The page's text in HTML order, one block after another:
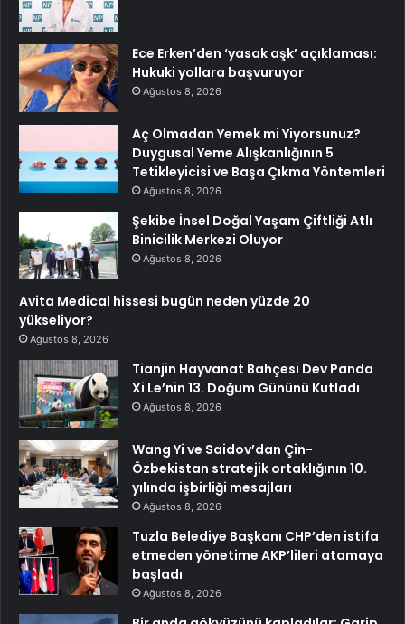
Ece Erken’den ‘yasak aşk’ açıklaması:
Hukuki yollara başvuruyor
Ağustos 8, 2026
Aç Olmadan Yemek mi Yiyorsunuz?
Duygusal Yeme Alışkanlığının 5
Tetikleyicisi ve Başa Çıkma Yöntemleri
Ağustos 8, 2026
Şekibe İnsel Doğal Yaşam Çiftliği Atlı
Binicilik Merkezi Oluyor
Ağustos 8, 2026
Avita Medical hissesi bugün neden yüzde 20
yükseliyor?
Ağustos 8, 2026
Tianjin Hayvanat Bahçesi Dev Panda
Xi Le’nin 13. Doğum Gününü Kutladı
Ağustos 8, 2026
Wang Yi ve Saidov’dan Çin-
Özbekistan stratejik ortaklığının 10.
yılında işbirliği mesajları
Ağustos 8, 2026
Tuzla Belediye Başkanı CHP’den istifa
etmeden yönetime AKP’lileri atamaya
başladı
Ağustos 8, 2026